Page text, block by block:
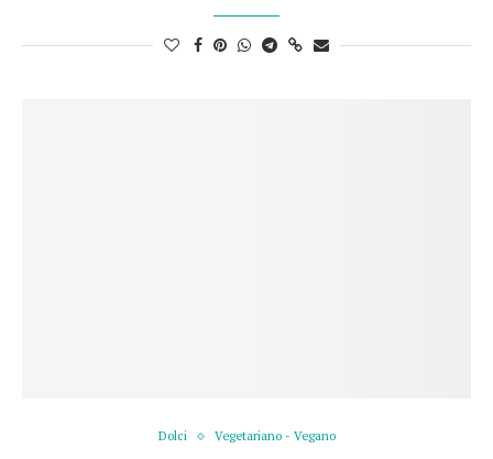
Dolci Vegetariano - Vegano